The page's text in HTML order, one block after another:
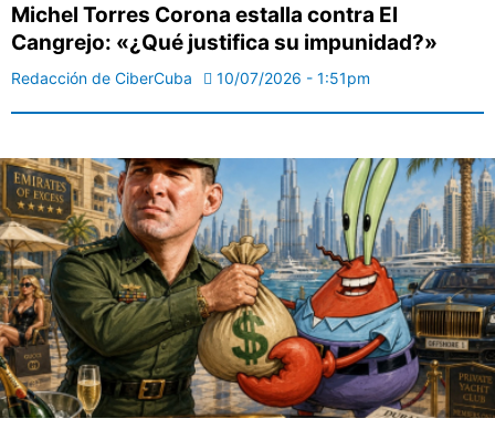
Michel Torres Corona estalla contra El
Cangrejo: «¿Qué justifica su impunidad?»
Redacción de CiberCuba 10/07/2026 - 1:51pm